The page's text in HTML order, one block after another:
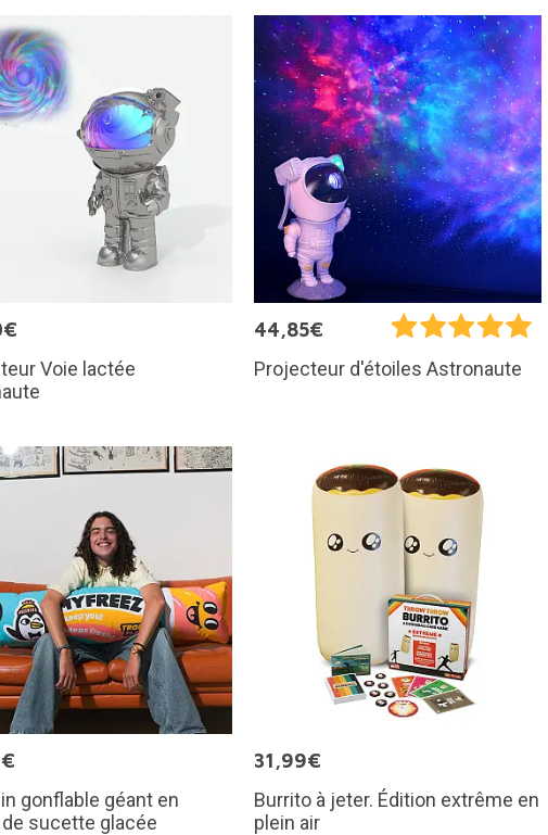
Voie lactée
44,85€
Projecteur d'étoiles Astronaute
gonflable géant en
sucette glacée
31,99€
Burrito à jeter. Édition extrême en
plein air